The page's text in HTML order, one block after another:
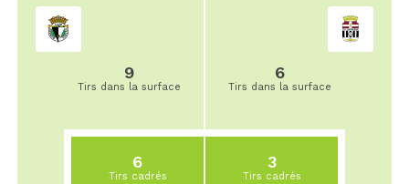
9
Tirs dans la surface
6
Tirs cadrés
6
Tirs dans la surface
3
Tirs cadrés